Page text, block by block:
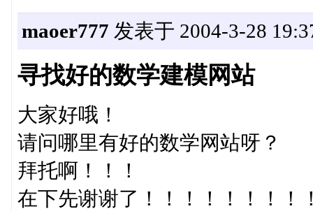
maoer777 发表于 2004-3-28
寻找好的数学建模网站
大家好哦！
请问哪里有好的数学网站呀？
拜托啊！！！
在下先谢谢了！！！！！！！！